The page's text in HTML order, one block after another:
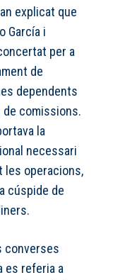
explicat que
García i
per a
de
dependents
de comissions.
la
necessari
les operacions,
cúspide de
converses
es referia a